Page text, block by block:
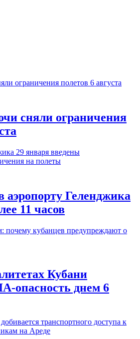
сняли ограничения
аэропорту Геленджика
11 часов
Кубани
опасность днем 6